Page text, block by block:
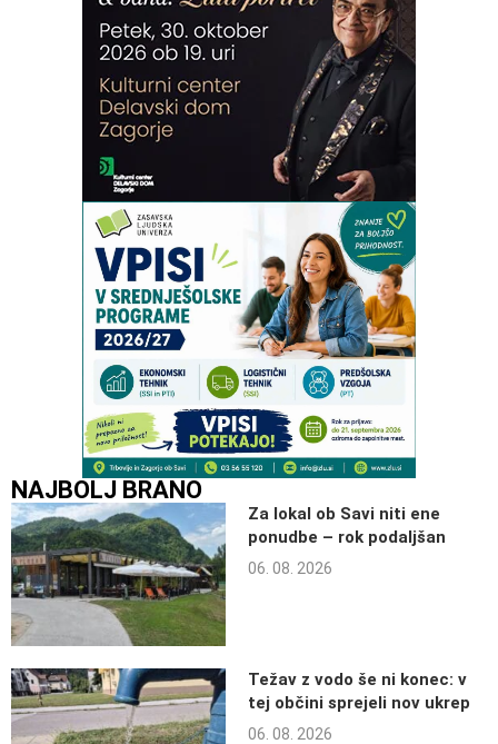
NAJBOLJ BRANO
Za lokal ob Savi niti ene
ponudbe – rok podaljšan
06. 08. 2026
Težav z vodo še ni konec: v
tej občini sprejeli nov ukrep
06. 08. 2026